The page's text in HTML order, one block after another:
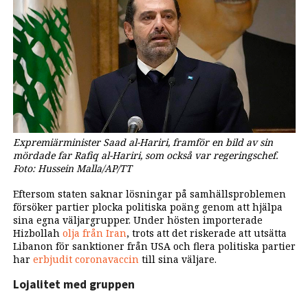
Expremiärminister Saad al-Hariri, framför en bild av sin
mördade far Rafiq al-Hariri, som också var regeringschef.
Foto: Hussein Malla/AP/TT
Eftersom staten saknar lösningar på samhällsproblemen
försöker partier plocka politiska poäng genom att hjälpa
sina egna väljargrupper. Under hösten importerade
Hizbollah olja från Iran, trots att det riskerade att utsätta
Libanon för sanktioner från USA och flera politiska partier
har erbjudit coronavaccintill sina väljare.
Lojalitet med gruppen